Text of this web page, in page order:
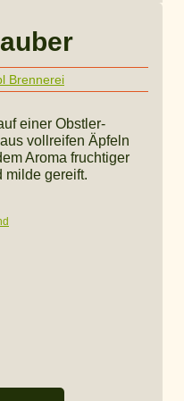
Brennerei
einer Obstler-
vollreifen Äpfeln
Aroma fruchtiger
milde gereift.